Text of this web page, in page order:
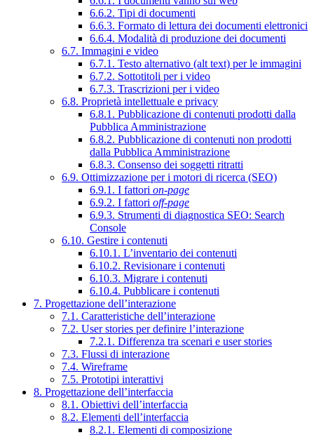
6.6.2. Tipi di documenti
6.6.3. Formato di lettura dei documenti elettronici
6.6.4. Modalità di produzione dei documenti
6.7. Immagini e video
6.7.1. Testo alternativo (alt text) per le immagini
6.7.2. Sottotitoli per i video
6.7.3. Trascrizioni per i video
6.8. Proprietà intellettuale e privacy
6.8.1. Pubblicazione di contenuti prodotti dalla
Pubblica Amministrazione
6.8.2. Pubblicazione di contenuti non prodotti
dalla Pubblica Amministrazione
6.8.3. Consenso dei soggetti ritratti
6.9. Ottimizzazione per i motori di ricerca (SEO)
6.9.1. I fattori on-page
6.9.2. I fattori off-page
6.9.3. Strumenti di diagnostica SEO: Search
Console
6.10. Gestire i contenuti
6.10.1. L’inventario dei contenuti
6.10.2. Revisionare i contenuti
6.10.3. Migrare i contenuti
6.10.4. Pubblicare i contenuti
7. Progettazione dell’interazione
7.1. Caratteristiche dell’interazione
7.2. User stories per definire l’interazione
7.2.1. Differenza tra scenari e user stories
7.3. Flussi di interazione
7.4. Wireframe
7.5. Prototipi interattivi
8. Progettazione dell’interfaccia
8.1. Obiettivi dell’interfaccia
8.2. Elementi dell’interfaccia
8.2.1. Elementi di composizione